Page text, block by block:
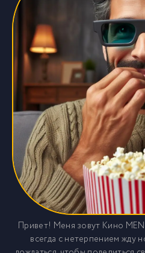
Привет! Меня зовут Кино
всегда с нетерпением жду